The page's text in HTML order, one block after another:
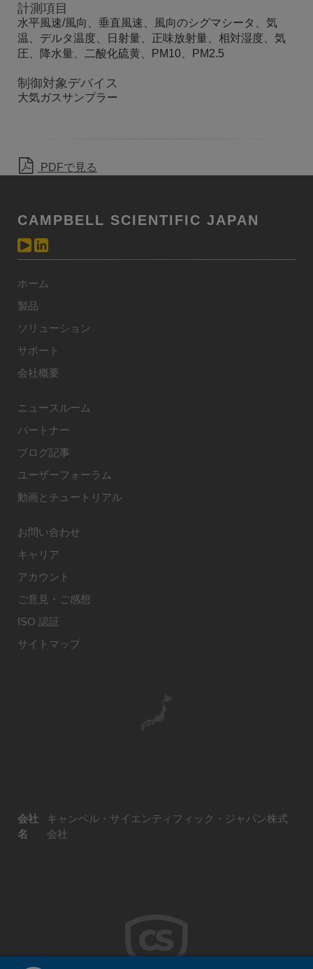
計測項目
水平風速/風向、垂直風速、風向のシグマシータ、気
温、デルタ温度、日射量、正味放射量、相対湿度、気
圧、降水量、二酸化硫黄、PM10、PM2.5
制御対象デバイス
大気ガスサンプラー
PDFで見る
CAMPBELL SCIENTIFIC JAPAN
ホーム
製品
ソリューション
サポート
会社概要
ニュースルーム
パートナー
ブログ記事
ユーザーフォーラム
動画とチュートリアル
お問い合わせ
キャリア
アカウント
ご意見・ご感想
ISO 認証
サイトマップ
会社
名
キャンベル・サイエンティフィック・ジャパン株式
会社